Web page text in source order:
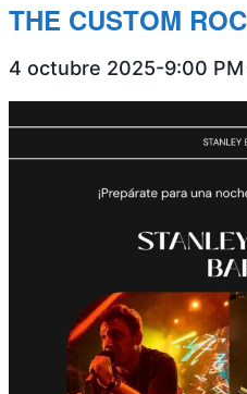
THE CUSTOM
4 octubre 2025-9:00 PM